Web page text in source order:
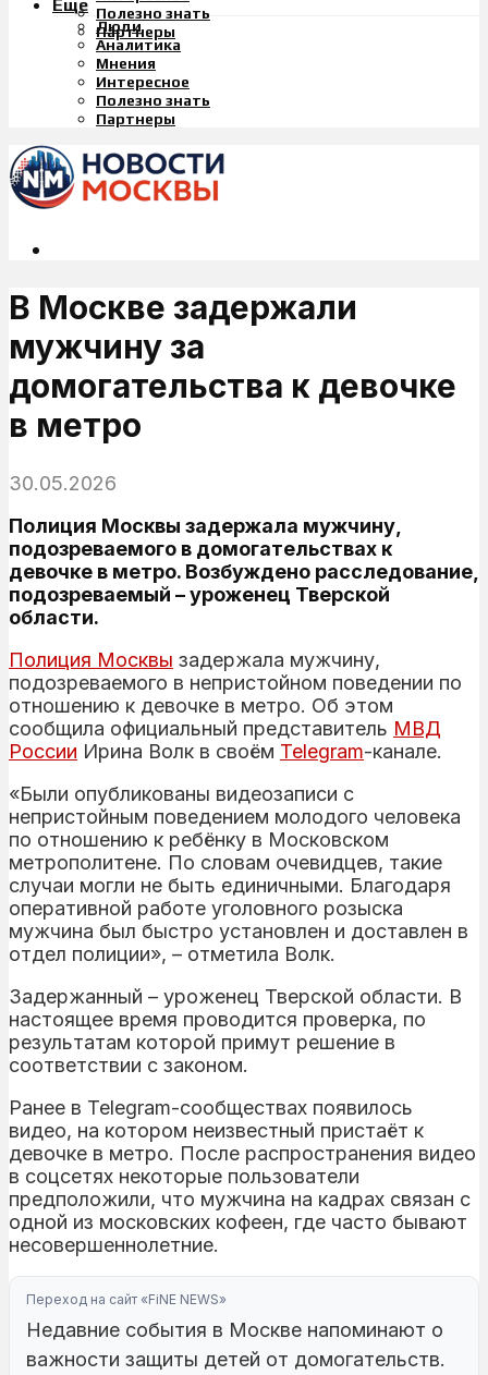
Полезно знать
Партнеры
Еще
Люди
Аналитика
Мнения
Интересное
Полезно знать
Партнеры
В Москве задержали
мужчину за
домогательства к девочке
в метро
30.05.2026
Полиция Москвы задержала мужчину,
подозреваемого в домогательствах к
девочке в метро. Возбуждено расследование,
подозреваемый – уроженец Тверской
области.
Полиция Москвы задержала мужчину,
подозреваемого в непристойном поведении по
отношению к девочке в метро. Об этом
сообщила официальный представитель МВД
России Ирина Волк в своём Telegram-канале.
«Были опубликованы видеозаписи с
непристойным поведением молодого человека
по отношению к ребёнку в Московском
метрополитене. По словам очевидцев, такие
случаи могли не быть единичными. Благодаря
оперативной работе уголовного розыска
мужчина был быстро установлен и доставлен в
отдел полиции», – отметила Волк.
Задержанный – уроженец Тверской области. В
настоящее время проводится проверка, по
результатам которой примут решение в
соответствии с законом.
Ранее в Telegram-сообществах появилось
видео, на котором неизвестный пристаёт к
девочке в метро. После распространения видео
в соцсетях некоторые пользователи
предположили, что мужчина на кадрах связан с
одной из московских кофеен, где часто бывают
несовершеннолетние.
Переход на сайт «FiNE NEWS»
Недавние события в Москве напоминают о
важности защиты детей от домогательств.